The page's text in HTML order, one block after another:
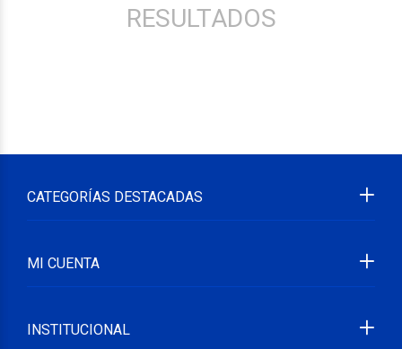
RESULTADOS
CATEGORÍAS DESTACADAS
MI CUENTA
INSTITUCIONAL